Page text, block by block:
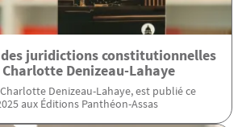
juridictions constitutionnelles
Denizeau-Lahaye
Denizeau-Lahaye, est publié ce
aux Éditions Panthéon-Assas